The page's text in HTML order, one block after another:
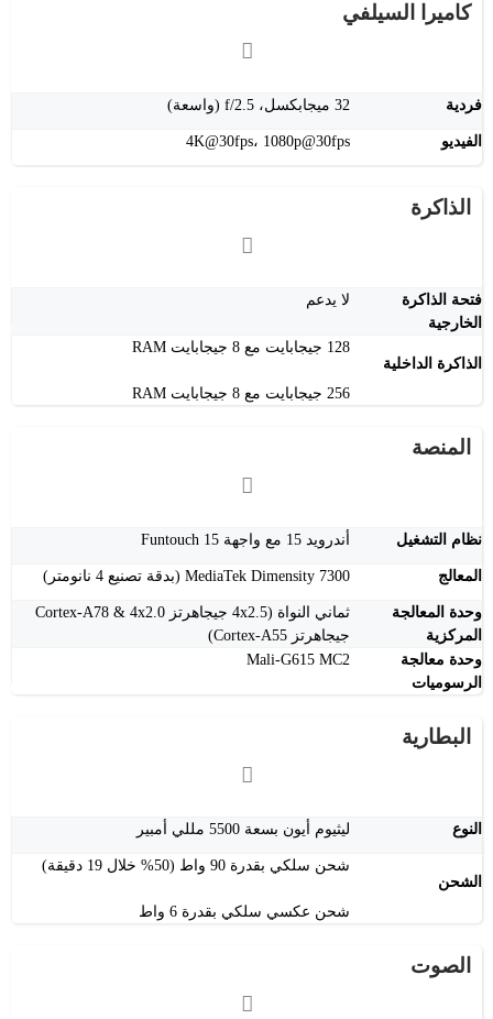
كاميرا السيلفي
فردية 32 ميجابكسل، f/2.5 (واسعة)
الفيديو 4K@30fps، 1080p@30fps
الذاكرة
فتحة الذاكرة
الخارجية
لا يدعم
الذاكرة الداخلية
128 جيجابايت مع 8 جيجابايت RAM
256 جيجابايت مع 8 جيجابايت RAM
المنصة
نظام التشغيل أندرويد 15 مع واجهة Funtouch 15
المعالج MediaTek Dimensity 7300 (بدقة تصنيع 4 نانومتر)
وحدة المعالجة
المركزية
ثماني النواة (4x2.5 جيجاهرتز Cortex-A78 & 4x2.0
جيجاهرتز Cortex-A55)
وحدة معالجة
الرسوميات
Mali-G615 MC2
البطارية
النوع ليثيوم أيون بسعة 5500 مللي أمبير
الشحن
شحن سلكي بقدرة 90 واط (50% خلال 19 دقيقة)
شحن عكسي سلكي بقدرة 6 واط
الصوت